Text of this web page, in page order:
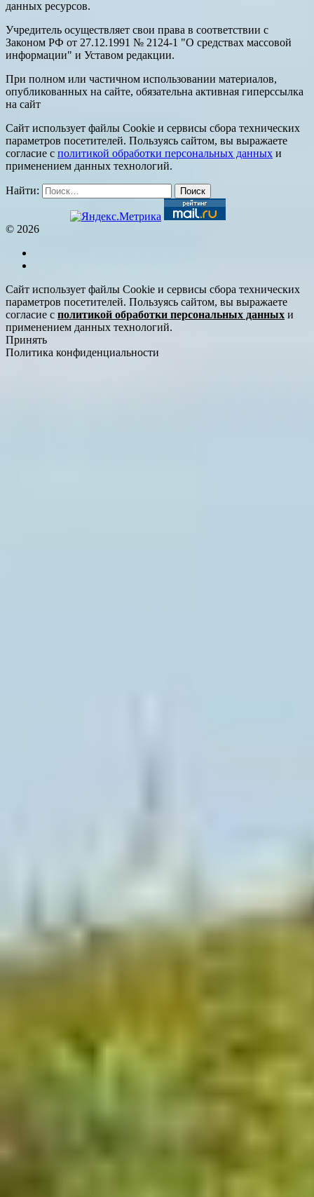
данных ресурсов.
Учредитель осуществляет свои права в соответствии с
Законом РФ от 27.12.1991 № 2124-1 "О средствах массовой
информации" и Уставом редакции.
При полном или частичном использовании материалов,
опубликованных на сайте, обязательна активная гиперссылка
на сайт
Сайт использует файлы Cookie и сервисы сбора технических
параметров посетителей. Пользуясь сайтом, вы выражаете
согласие с политикой обработки персональных данных и
применением данных технологий.
Найти:
© 2026
Сайт использует файлы Cookie и сервисы сбора технических
параметров посетителей. Пользуясь сайтом, вы выражаете
согласие с политикой обработки персональных данных и
применением данных технологий.
Принять
Политика конфиденциальности